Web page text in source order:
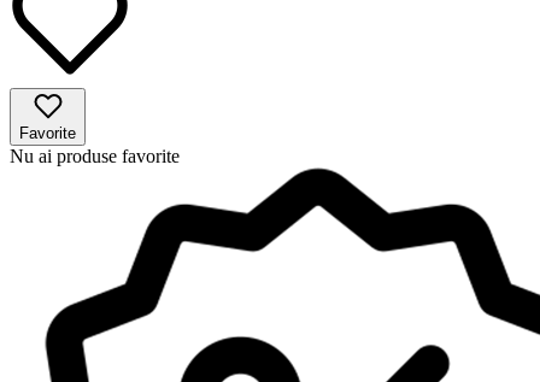
Favorite
Nu ai produse favorite